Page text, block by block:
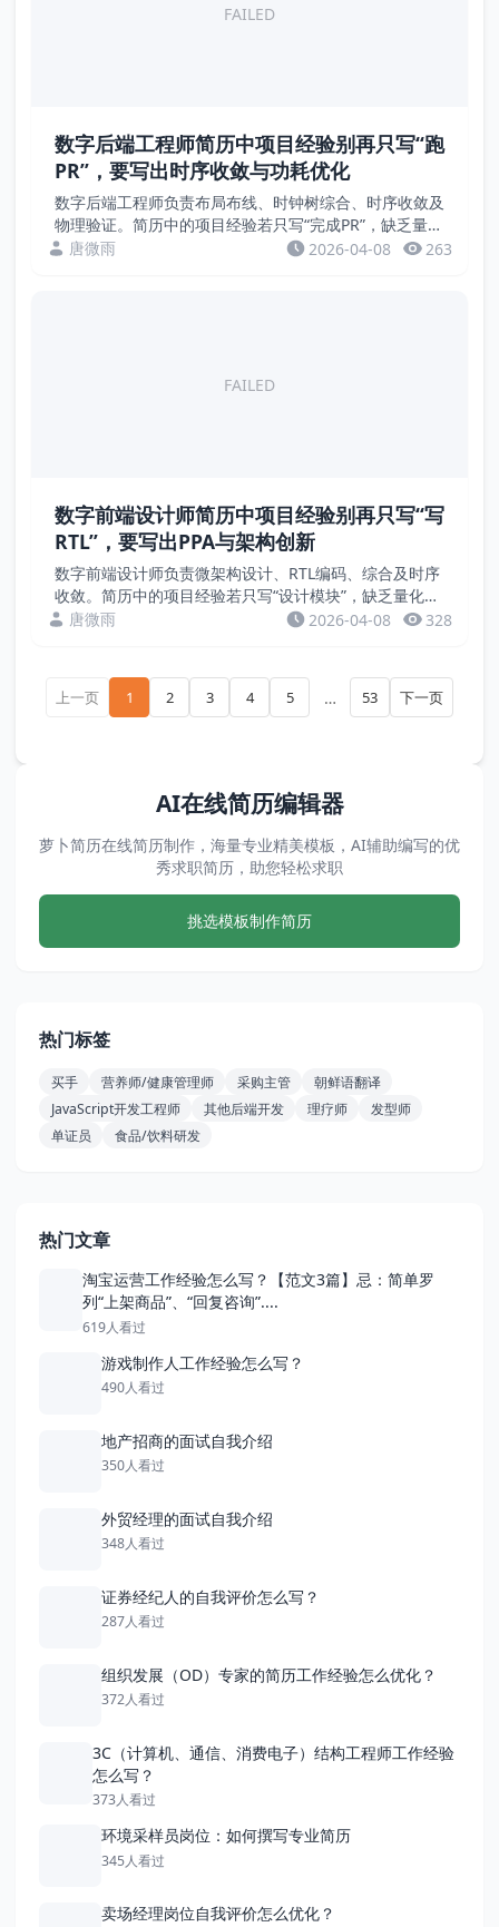
FAILED
数字后端工程师简历中项目经验别再只写“跑
PR”，要写出时序收敛与功耗优化
数字后端工程师负责布局布线、时钟树综合、时序收敛及
物理验证。简历中的项目经验若只写“完成PR”，缺乏量化
成果。招聘方关注的是时序裕量、功耗、面积、利用率等
唐微雨 2026-04-08 263
FAILED
数字前端设计师简历中项目经验别再只写“写
RTL”，要写出PPA与架构创新
数字前端设计师负责微架构设计、RTL编码、综合及时序
收敛。简历中的项目经验若只写“设计模块”，缺乏量化成
果。招聘方关注的是功耗、性能、面积（PPA）、时序裕
唐微雨 2026-04-08 328
上一页
上一页 1 2 3 4 5 … 53 下一页
下一页
AI在线简历编辑器
萝卜简历在线简历制作，海量专业精美模板，AI辅助编写的优
秀求职简历，助您轻松求职
挑选模板制作简历
热门标签
买手 营养师/健康管理师 采购主管
朝鲜语翻译
JavaScript开发工程师
其他后端开发 理疗师
发型师
单证员
食品/饮料研发
热门文章
淘宝运营工作经验怎么写？【范文3篇】忌：简单罗
列“上架商品”、“回复咨询”....
619人看过
游戏制作人工作经验怎么写？
490人看过
地产招商的面试自我介绍
350人看过
外贸经理的面试自我介绍
348人看过
证券经纪人的自我评价怎么写？
287人看过
组织发展（OD）专家的简历工作经验怎么优化？
372人看过
3C（计算机、通信、消费电子）结构工程师工作经验
怎么写？
373人看过
环境采样员岗位：如何撰写专业简历
345人看过
卖场经理岗位自我评价怎么优化？